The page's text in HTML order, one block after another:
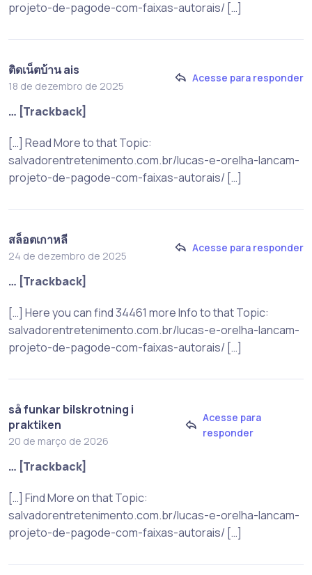
projeto-de-pagode-com-faixas-autorais/ […]
ติดเน็ตบ้าน ais
18 de dezembro de 2025
Acesse para responder
… [Trackback]
[…] Read More to that Topic:
salvadorentretenimento.com.br/lucas-e-orelha-lancam-
projeto-de-pagode-com-faixas-autorais/ […]
สล็อตเกาหลี
24 de dezembro de 2025
Acesse para responder
… [Trackback]
[…] Here you can find 34461 more Info to that Topic:
salvadorentretenimento.com.br/lucas-e-orelha-lancam-
projeto-de-pagode-com-faixas-autorais/ […]
så funkar bilskrotning i
praktiken
20 de março de 2026
Acesse para
responder
… [Trackback]
[…] Find More on that Topic:
salvadorentretenimento.com.br/lucas-e-orelha-lancam-
projeto-de-pagode-com-faixas-autorais/ […]